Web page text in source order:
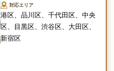
対応エリア
港区、品川区、千代田区、中央
区、目黒区、渋谷区、大田区、
新宿区